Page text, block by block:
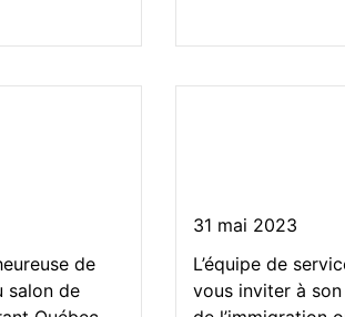
de
salon de
31 mai 2023
L’équipe de
vous inviter à